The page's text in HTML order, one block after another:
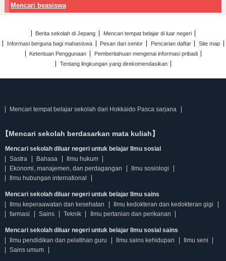
Mencari beasiswa
Berita sekolah di Jepang
Mencari tempat belajar di luar negeri
Informasi berguna bagi mahasiswa
Pesan dari senior Pencarian daftar
Site map
Ketentuan Penggunaan
Pemberitahuan mengenai informasi pribadi
Tentang lingkungan yang direkomendasikan
Mencari tempat belajar sekolah dari Hokkaido Pasca sarjana
【Mencari sekolah berdasarkan mata kuliah】
Mencari sekolah diluar negeri untuk belajar Ilmu sosial
Sastra
Bahasa
Ilmu hukum
Ekonomi, manajemen, dan perdagangan
Ilmu sosiologi
Ilmu hubungan international
Mencari sekolah diluar negeri untuk belajar Ilmu sains
Ilmu keperaawatan dan kesehatan
Ilmu kedokteran dan kedokteran gigi
farmasi
Sains Teknik Ilmu pertanian dan perikanan
Mencari sekolah diluar negeri untuk belajar Ilmu sosial sains
Ilmu pendidikan dan pelatihan guru
Ilmu sains kehidupan
Ilmu seni
Sains umum